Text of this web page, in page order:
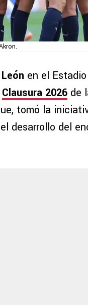
en el
Clausura 2026 de
tomó la
desarrollo del